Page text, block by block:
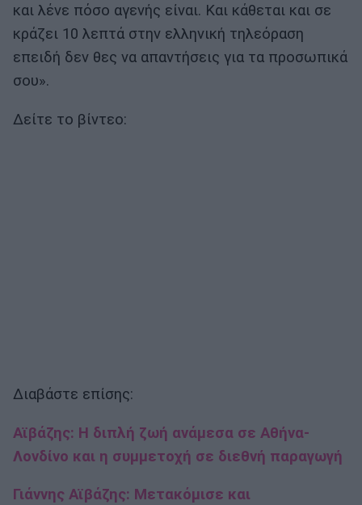
και λένε πόσο αγενής είναι. Και κάθεται και σε
κράζει 10 λεπτά στην ελληνική τηλεόραση
επειδή δεν θες να απαντήσεις για τα προσωπικά
σου».
Δείτε το βίντεο:
Διαβάστε επίσης:
Αϊβάζης: Η διπλή ζωή ανάμεσα σε Αθήνα-
Λονδίνο και η συμμετοχή σε διεθνή παραγωγή
Γιάννης Αϊβάζης: Μετακόμισε και